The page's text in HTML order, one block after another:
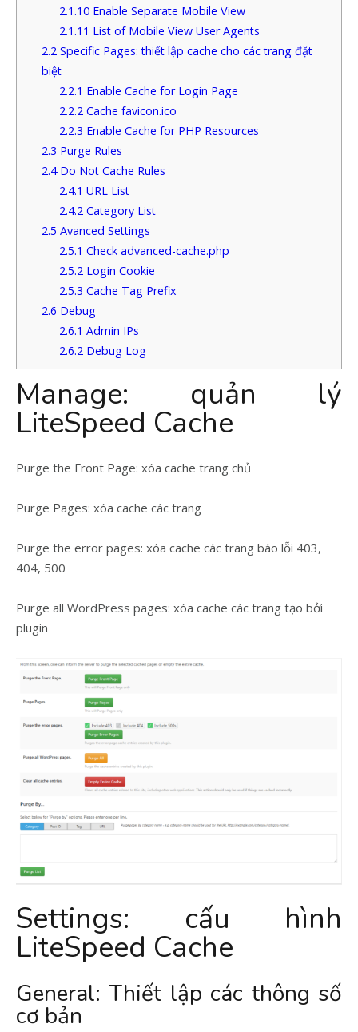
2.1.10Enable Separate Mobile View
2.1.11 List of Mobile View User Agents
2.2 Specific Pages: thiết lập cache cho các trang đặt
biệt
2.2.1 Enable Cache for Login Page
2.2.2Cache favicon.ico
2.2.3 Enable Cache for PHP Resources
2.3 Purge Rules
2.4Do Not Cache Rules
2.4.1 URL List
2.4.2Category List
2.5 Avanced Settings
2.5.1 Check advanced-cache.php
2.5.2Login Cookie
2.5.3 Cache Tag Prefix
2.6 Debug
2.6.1 Admin IPs
2.6.2Debug Log
Manage: quản lý
LiteSpeed Cache
Purge the Front Page: xóa cache trang chủ
Purge Pages: xóa cache các trang
Purge the error pages: xóa cache các trang báo lỗi 403,
404, 500
Purge all WordPress pages: xóa cache các trang tạo bởi
plugin
Settings: cấu hình
LiteSpeed Cache
General: Thiết lập các thông số
cơ bản